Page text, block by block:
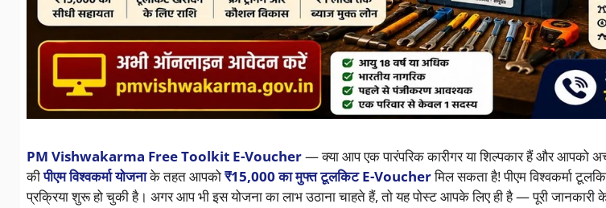
PM Vishwakarma Free Toolkit E-Voucher— क्या आप एक पारंपरिक कारीगर या शिल्पकार हैं और आपको
कीपीएम विश्वकर्मा योजनाके तहत आपको₹15,000 का मुफ्त टूलकिट E-Voucherमिल सकता है! पीएम विश्वकर्मा
प्रक्रिया शुरू हो चुकी है। अगर आप भी इस योजना का लाभ उठाना चाहते हैं, तो यह पोस्ट आपके लिए ही है — पूरी